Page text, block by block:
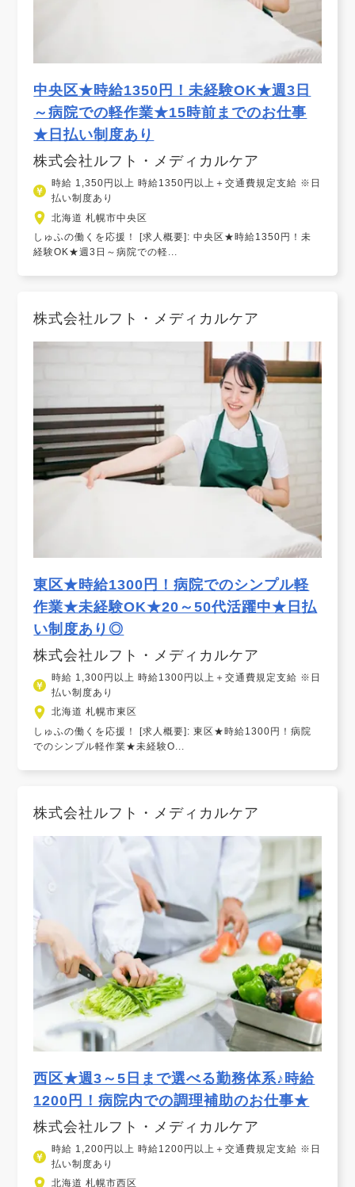
中央区★時給1350円！未経験OK★週3日
～病院での軽作業★15時前までのお仕事
★日払い制度あり
株式会社ルフト・メディカルケア
時給 1,350円以上 時給1350円以上＋交通費規定支給 ※日
払い制度あり
北海道 札幌市中央区
しゅふの働くを応援！ [求人概要]: 中央区★時給1350円！未
経験OK★週3日～病院での軽...
株式会社ルフト・メディカルケア
東区★時給1300円！病院でのシンプル軽
作業★未経験OK★20～50代活躍中★日払
い制度あり◎
株式会社ルフト・メディカルケア
時給 1,300円以上 時給1300円以上＋交通費規定支給 ※日
払い制度あり
北海道 札幌市東区
しゅふの働くを応援！ [求人概要]: 東区★時給1300円！病院
でのシンプル軽作業★未経験O...
株式会社ルフト・メディカルケア
西区★週3～5日まで選べる勤務体系♪時給
1200円！病院内での調理補助のお仕事★
株式会社ルフト・メディカルケア
時給 1,200円以上 時給1200円以上＋交通費規定支給 ※日
払い制度あり
北海道 札幌市西区